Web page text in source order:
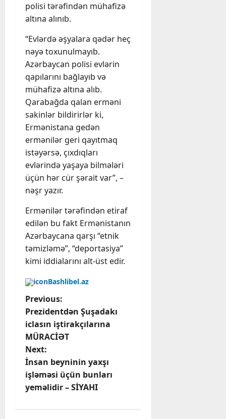
polisi tərəfindən mühafizə
altına alınıb.
“Evlərdə əşyalara qədər heç
nəyə toxunulmayıb.
Azərbaycan polisi evlərin
qapılarını bağlayıb və
mühafizə altına alıb.
Qarabağda qalan erməni
sakinlər bildirirlər ki,
Ermənistana gedən
ermənilər geri qayıtmaq
istəyərsə, çıxdıqları
evlərində yaşaya bilmələri
üçün hər cür şərait var”, –
nəşr yazır.
Ermənilər tərəfindən etiraf
edilən bu fakt Ermənistanın
Azərbaycana qarşı “etnik
təmizləmə”, “deportasiya”
kimi iddialarını alt-üst edir.
Bashlibel.az
P
o
s
t
n
Previous:
Prezidentdən Şuşadakı
iclasın iştirakçılarına
MÜRACİƏT
Next:
İnsan beyninin yaxşı
işləməsi üçün bunları
yeməlidir – SİYAHI